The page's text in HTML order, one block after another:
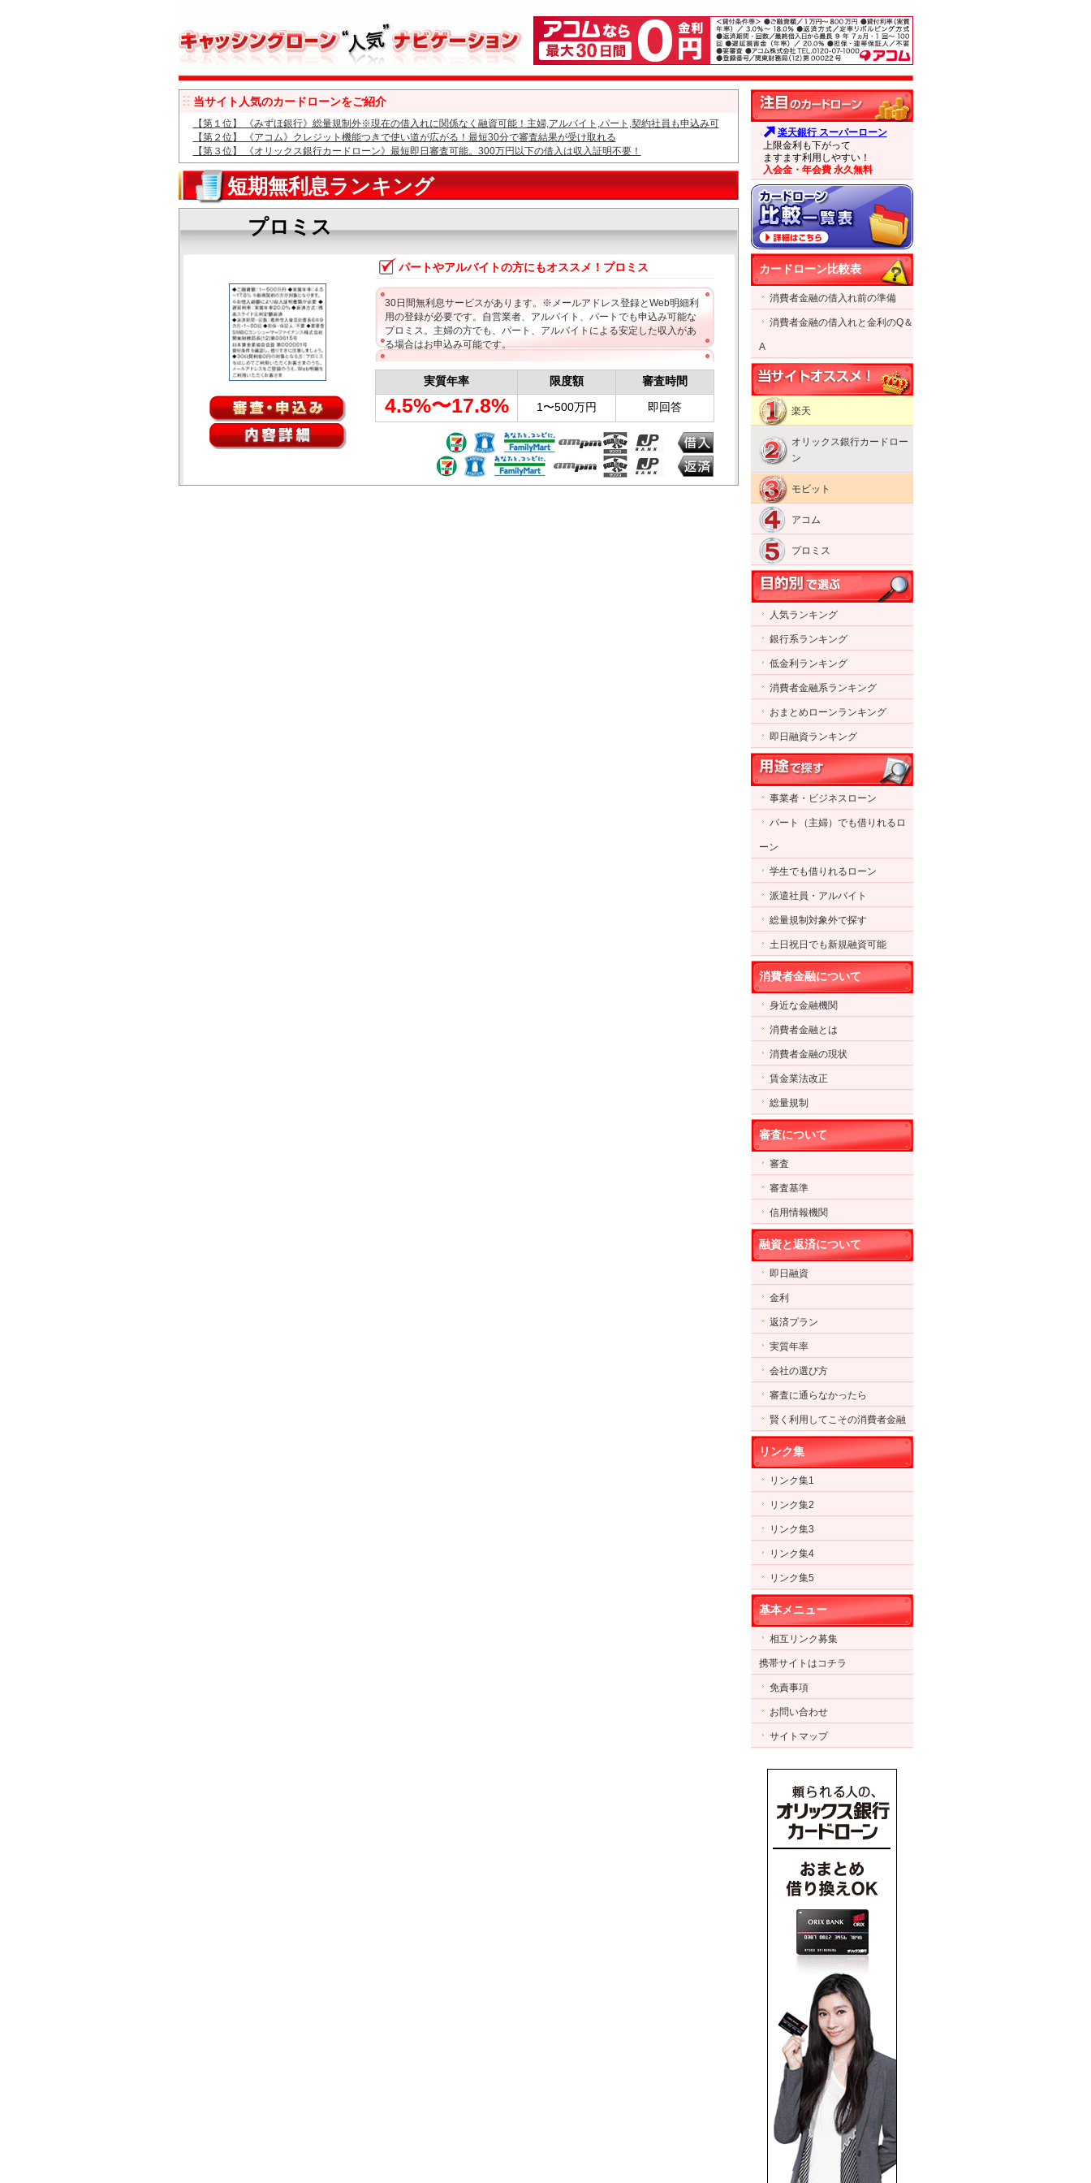
当サイト人気のカードローンをご紹介
【第１位】 《みずほ銀行》総量規制外※現在の借入れに関係なく融資可能！主婦,アルバイト,パート,契約社員も申込み可
【第２位】 《アコム》クレジット機能つきで使い道が広がる！最短30分で審査結果が受け取れる
【第３位】 《オリックス銀行カードローン》最短即日審査可能。300万円以下の借入は収入証明不要！
短期無利息ランキング
プロミス
パートやアルバイトの方にもオススメ！プロミス
30日間無利息サービスがあります。※メールアドレス登録とWeb明細利
用の登録が必要です。自営業者、アルバイト、パートでも申込み可能な
プロミス。主婦の方でも、パート、アルバイトによる安定した収入があ
る場合はお申込み可能です。
実質年率 限度額 審査時間
4.5%〜17.8% 1〜500万円 即回答
楽天銀行 スーパーローン
上限金利も下がって
ますます利用しやすい！
入会金・年会費 永久無料
カードローン比較表
消費者金融の借入れ前の準備
消費者金融の借入れと金利のQ＆
A
楽天
オリックス銀行カードロー
ン
モビット
アコム
プロミス
人気ランキング
銀行系ランキング
低金利ランキング
消費者金融系ランキング
おまとめローンランキング
即日融資ランキング
事業者・ビジネスローン
パート（主婦）でも借りれるロ
ーン
学生でも借りれるローン
派遣社員・アルバイト
総量規制対象外で探す
土日祝日でも新規融資可能
消費者金融について
身近な金融機関
消費者金融とは
消費者金融の現状
賃金業法改正
総量規制
審査について
審査
審査基準
信用情報機関
融資と返済について
即日融資
金利
返済プラン
実質年率
会社の選び方
審査に通らなかったら
賢く利用してこその消費者金融
リンク集
リンク集1
リンク集2
リンク集3
リンク集4
リンク集5
基本メニュー
相互リンク募集
携帯サイトはコチラ
免責事項
お問い合わせ
サイトマップ